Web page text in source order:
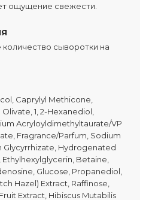
ощущение свежести.
сыворотки на
Caprylyl Methicone,
1, 2-Hexanediol,
Acryloyldimethyltaurate/VP
Fragrance/Parfum, Sodium
Glycyrrhizate, Hydrogenated
Betaine,
Glucose, Propanediol,
Hazel) Extract, Raffinose,
Extract, Hibiscus Mutabilis